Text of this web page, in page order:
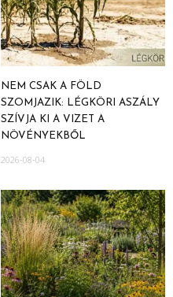
NEM CSAK A FÖLD
SZOMJAZIK: LÉGKÖRI ASZÁLY
SZÍVJA KI A VIZET A
NÖVÉNYEKBŐL
2026-08-04